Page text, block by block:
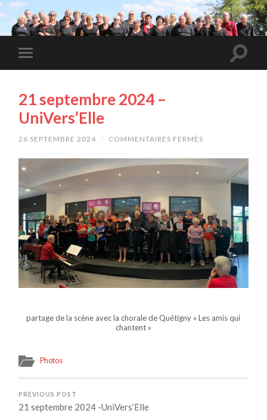
21 septembre 2024 –
UniVers’Elle
26 SEPTEMBRE 2024 / COMMENTAIRES FERMÉS
SEPTEMBRE
2024
UNIVERS’ELLE
partage de la scène avec la chorale de Quétigny « Les amis qui
chantent »
Photos
PREVIOUS POST
21 septembre 2024 -UniVers’Elle